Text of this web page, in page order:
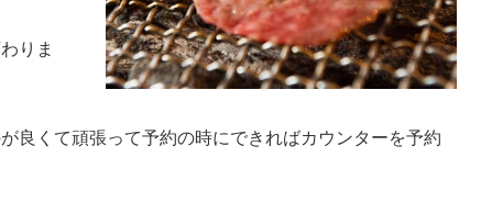
りま
良くて頑張って予約の時にできればカウンターを予約